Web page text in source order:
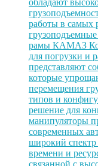
обладают
работы в самых
грузоподъемные
рамы КАМАЗ
для погрузки и
представляют
которые
перемещения
типов и
решение для
манипуляторы
современных
широкий
времени и